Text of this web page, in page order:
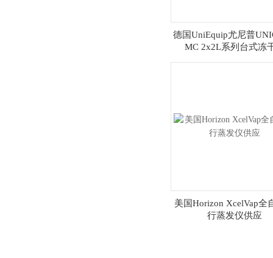
德国UniEquip尤尼普
MC 2x2L系列台式冻
美国Horizon XcelVap全
行蒸发仪供应